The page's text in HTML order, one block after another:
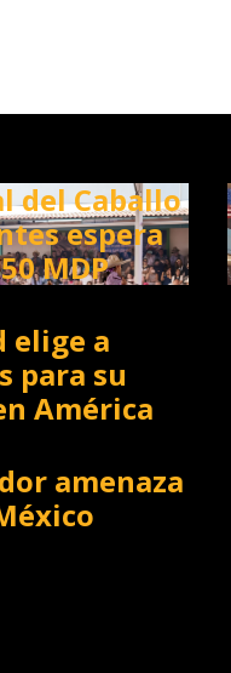
del Caballo
espera
MDP
elige a
para su
América
amenaza